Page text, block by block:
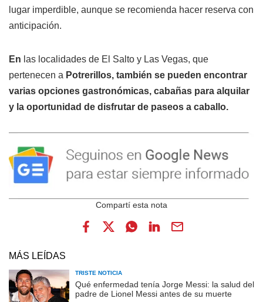
lugar imperdible, aunque se recomienda hacer reserva con
anticipación.
En las localidades de El Salto y Las Vegas, que
pertenecen a Potrerillos, también se pueden encontrar
varias opciones gastronómicas, cabañas para alquilar
y la oportunidad de disfrutar de paseos a caballo.
MÁS LEÍDAS
TRISTE NOTICIA
Qué enfermedad tenía Jorge Messi: la salud del
padre de Lionel Messi antes de su muerte